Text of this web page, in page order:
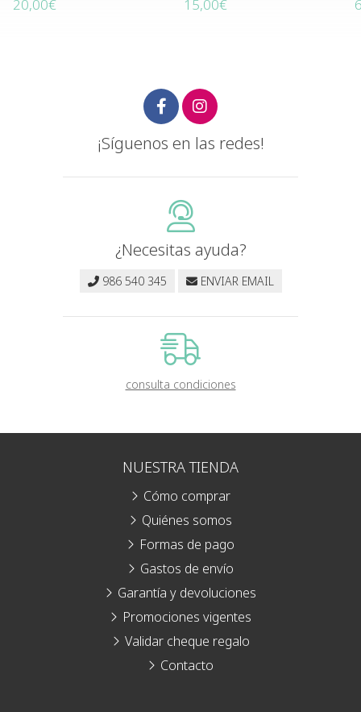
20,00€ 15,00€
¡Síguenos en las redes!
¿Necesitas ayuda?
986 540 345 ENVIAR EMAIL
consulta condiciones
NUESTRA TIENDA
Cómo comprar
Quiénes somos
Formas de pago
Gastos de envío
Garantía y devoluciones
Promociones vigentes
Validar cheque regalo
Contacto